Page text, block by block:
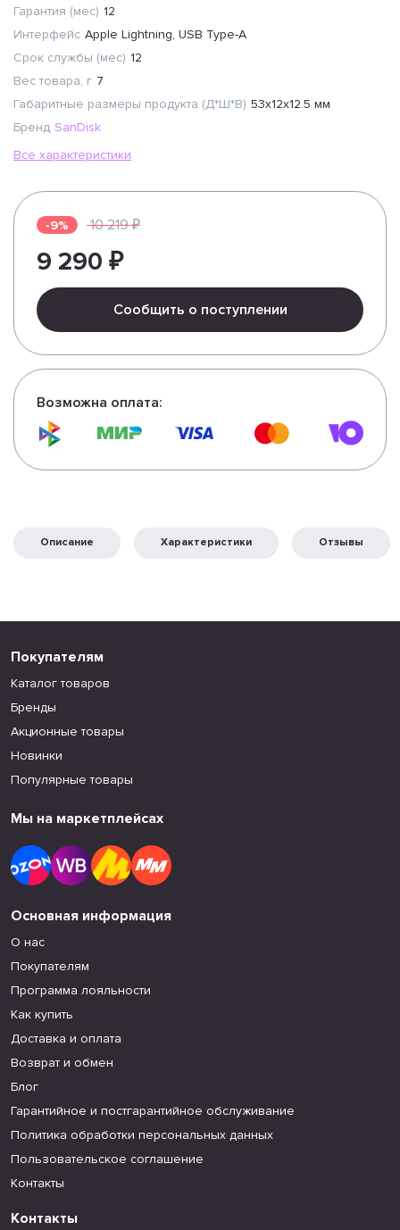
Гарантия (мес) 12
Интерфейс Apple Lightning, USB Type-A
Срок службы (мес) 12
Вес товара, г 7
Габаритные размеры продукта (Д*Ш*В) 53x12x12.5 мм
Бренд SanDisk
Все характеристики
-9% 10 219 ₽
9 290 ₽
Сообщить о поступлении
Возможна оплата:
Описание Характеристики Отзывы
Покупателям
Каталог товаров
Бренды
Акционные товары
Новинки
Популярные товары
Мы на маркетплейсах
Основная информация
О нас
Покупателям
Программа лояльности
Как купить
Доставка и оплата
Возврат и обмен
Блог
Гарантийное и постгарантийное обслуживание
Политика обработки персональных данных
Пользовательское соглашение
Контакты
Контакты